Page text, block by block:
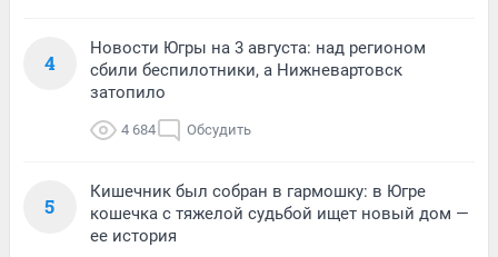
4
Новости Югры на 3 августа: над регионом
сбили беспилотники, а Нижневартовск
затопило
4 684 Обсудить
5
Кишечник был собран в гармошку: в Югре
кошечка с тяжелой судьбой ищет новый дом —
ее история